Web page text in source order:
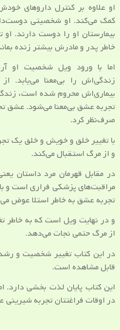
او علاوه بر کنترل داروهای
کمک می‌کند. او شخصیتی
بیمارستان او را دوست دارند.
خاطر پدر و مادرش بیشتر زنده
اما با ورود ویل شخصیت او
زندگی‌اش را بی‌معنا می‌یابد.
بیماری‌اش محروم شده است،
تجربه عشق بی‌معنا می‌شود. عشق
صرف‌نظر کرد.
با تغییر خلق و خویش و خلق یک
و از مرگ استقبال می‌کند.
در مقابل قهرمان مرد داستان
مراقبت‌های پزشکی فراری است و
تجربه عشق به خاطر استلا عوض
و در نهایت ویل است که به خاطر
از مرگ حتمی نجات می‌دهد.
در این کتاب تغییر شخصیت و
قابل مشاهده است.
این کتاب پایان لذت بخشی دارد.
در اوقات فراغتتان تجربه شیرینی